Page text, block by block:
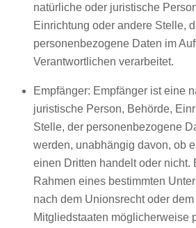
natürliche oder juristische
Einrichtung oder andere Stelle,
personenbezogene Daten im
Verantwortlichen verarbeitet.
Empfänger: Empfänger ist eine
juristische Person, Behörde,
Stelle, der personenbezogene
werden, unabhängig davon, ob
einen Dritten handelt oder nicht.
Rahmen eines bestimmten
nach dem Unionsrecht oder
Mitgliedstaaten möglicherweise